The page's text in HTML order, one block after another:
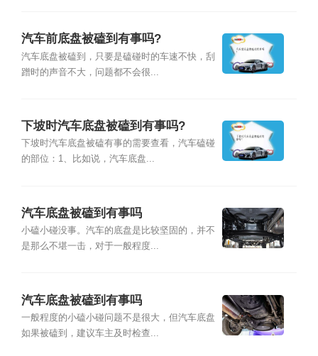
汽车前底盘被磕到有事吗?
汽车底盘被磕到，只要是磕碰时的车速不快，刮
蹭时的声音不大，问题都不会很...
下坡时汽车底盘被磕到有事吗?
下坡时汽车底盘被磕有事的需要查看，汽车磕碰
的部位：1、比如说，汽车底盘...
汽车底盘被磕到有事吗
小磕小碰没事。汽车的底盘是比较坚固的，并不
是那么不堪一击，对于一般程度...
汽车底盘被磕到有事吗
一般程度的小磕小碰问题不是很大，但汽车底盘
如果被磕到，建议车主及时检查...